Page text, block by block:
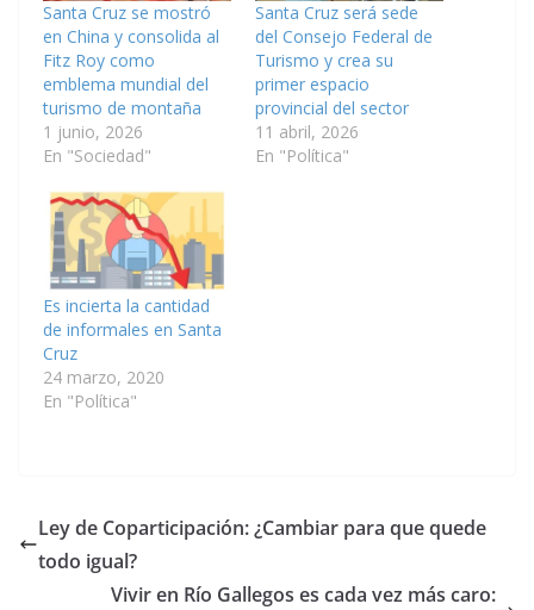
Santa Cruz se mostró
en China y consolida al
Fitz Roy como
emblema mundial del
turismo de montaña
1 junio, 2026
En "Sociedad"
Santa Cruz será sede
del Consejo Federal de
Turismo y crea su
primer espacio
provincial del sector
11 abril, 2026
En "Política"
Es incierta la cantidad
de informales en Santa
Cruz
24 marzo, 2020
En "Política"
Ley de Coparticipación: ¿Cambiar para que quede
todo igual?
Vivir en Río Gallegos es cada vez más caro: